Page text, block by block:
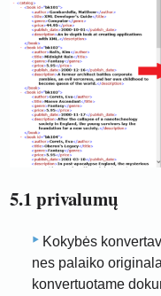
5.1 privalumų
Kokybės
nes palaiko
konvertuotame